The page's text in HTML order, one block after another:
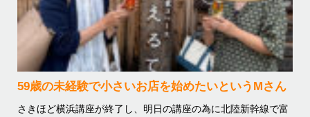
59歳の未経験で小さいお店を始めたいというMさん
さきほど横浜講座が終了し、明日の講座の為に北陸新幹線で富